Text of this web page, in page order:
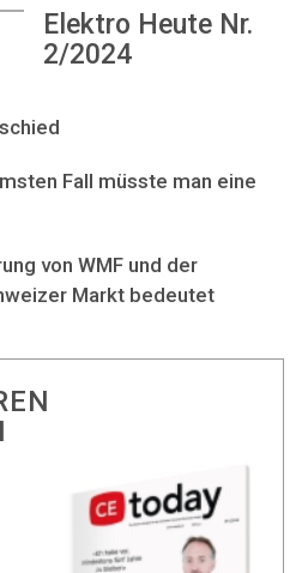
Elektro Heute Nr.
2/2024
Fall müsste man eine
von WMF und der
Markt bedeutet